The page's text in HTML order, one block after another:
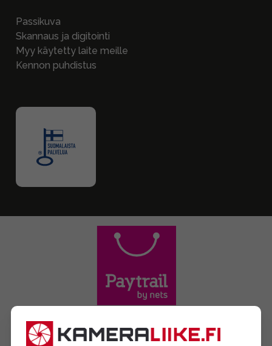
Passikuva
Skannaus ja digitointi
Myy käytetty laite meille
Kennon puhdistus